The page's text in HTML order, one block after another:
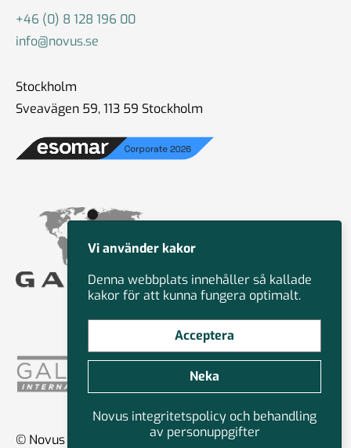
+46 (0) 8 128 196 00
info@novus.se
Stockholm
Sveavägen 59, 113 59 Stockholm
© Novus Group International 2026
Vi använder kakor
Denna webbplats innehåller så kallade
kakor för att kunna fungera optimalt.
Acceptera
Neka
Novus integritetspolicy och behandling
av personuppgifter